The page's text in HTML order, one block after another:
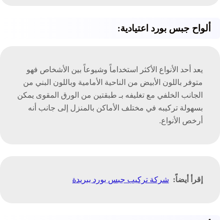
ألواح جبس بورد اعتيادية:
يعد أحد الأنواع الأكثر استخداماً وشيوعاً بين الأشخاص فهو
متوفر باللون الأبيض من الناحية الأمامية وباللون البني من
الجانب الخلفي مع تغليفه بـ طبقتين من الورق المقوى يمكن
بسهولة تركيبه في مختلف الأماكن بالمنزل إلى جانب أنه
أرخص الأنواع.
إقرأ أيضاً: شركة تركيب جبس بورد ببريدة